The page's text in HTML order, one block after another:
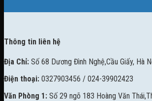
Thông tin liên hệ
Địa Chỉ: Số 68 Dương Đình Nghệ,Cầu Giấy, Hà
Điện thoại: 0327903456 / 024-39902423
Văn Phòng 1: Số 29 ngõ 183 Hoàng Văn